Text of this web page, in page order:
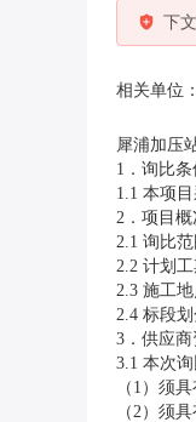
下
相关单位：
犀浦加压
1．询比条
1.1 本项
2．项目概
2.1 询比
2.2 计划
2.3 施工
2.4 标段划
3．供应
3.1 本次询
（1）须
（2）须